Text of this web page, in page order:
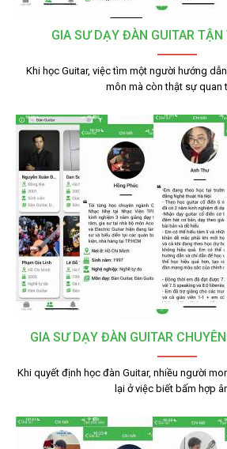
GIA SƯ DẠY ĐÀN GUITAR
Khi học Guitar, việc tìm một người hướng
môn mà còn thật sự quan
GIA SƯ DẠY ĐÀN GUITAR
Khi quyết định học đàn Guitar, nhiều người
lại ở việc biết bấm hợp